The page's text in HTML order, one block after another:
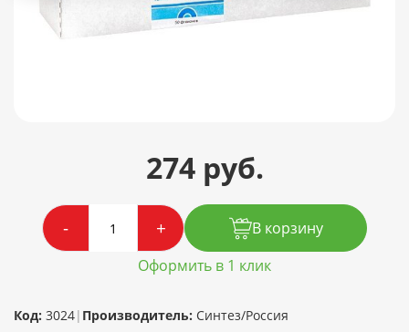
274 руб.
- +
В корзину
Оформить в 1 клик
Код: 3024| Производитель: Синтез/Россия